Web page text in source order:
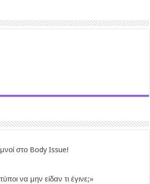
στο Body Issue!
να μην είδαν τι έγινε;»